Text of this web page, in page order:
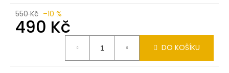
550 Kč –10 %
490 Kč
DO KOŠÍKU
p
o
u